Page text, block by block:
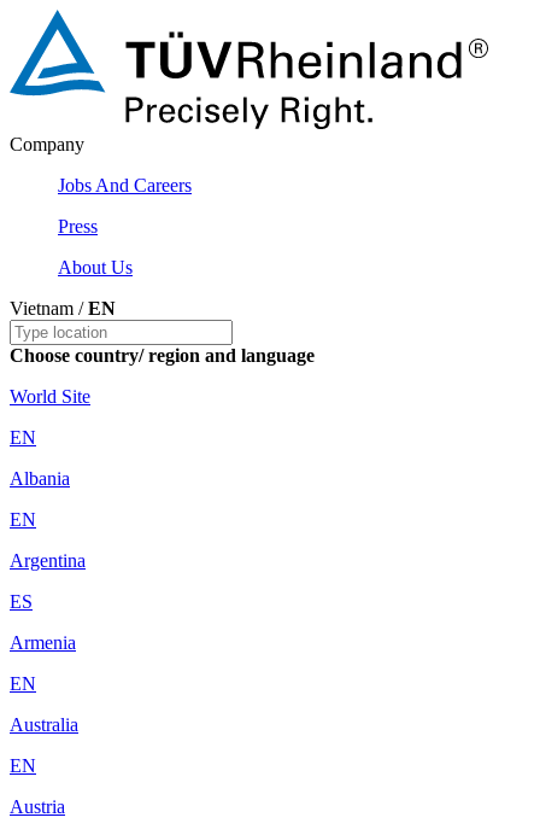
Company
Jobs And Careers
Press
About Us
Vietnam /EN
Choose country/ region and language
World Site
EN
Albania
EN
Argentina
ES
Armenia
EN
Australia
EN
Austria